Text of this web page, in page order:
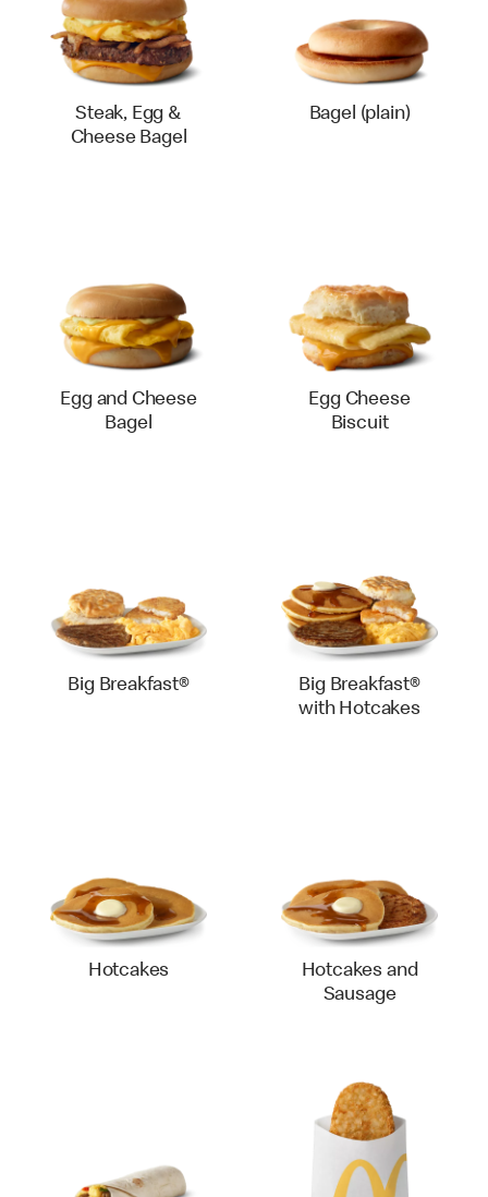
Steak, Egg &
Cheese Bagel
Bagel (plain)
Egg and Cheese
Bagel
Egg Cheese
Biscuit
Big Breakfast®
Big Breakfast®
with Hotcakes
Hotcakes
Hotcakes and
Sausage